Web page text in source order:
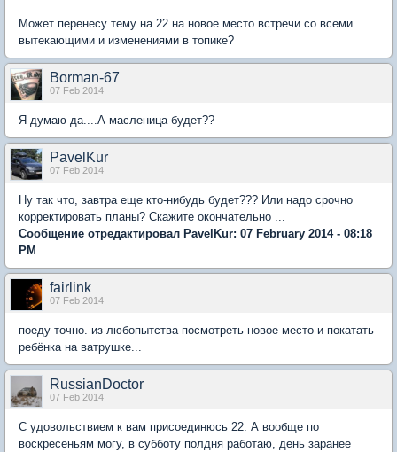
Может перенесу тему на 22 на новое место встречи со всеми
вытекающими и изменениями в топике?
Borman-67
07 Feb 2014
Я думаю да....А масленица будет??
PavelKur
07 Feb 2014
Ну так что, завтра еще кто-нибудь будет??? Или надо срочно
корректировать планы? Скажите окончательно ...
Сообщение отредактировал PavelKur: 07 February 2014 - 08:18
PM
fairlink
07 Feb 2014
поеду точно. из любопытства посмотреть новое место и покатать
ребёнка на ватрушке...
RussianDoctor
07 Feb 2014
С удовольствием к вам присоединюсь 22. А вообще по
воскресеньям могу, в субботу полдня работаю, день заранее